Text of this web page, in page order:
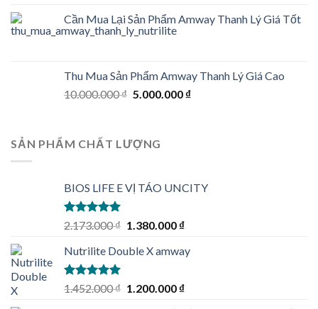
Cần Mua Lại Sản Phẩm Amway Thanh Lý Giá Tốt
Thu Mua Sản Phẩm Amway Thanh Lý Giá Cao
10.000.000₫ Original
10.000.000 ₫.
5.000.000 ₫Current
SẢN PHẨM CHẤT LƯỢNG
BIOS LIFE E VỊ TÁO UNCITY
Rated5.00
2.173.000₫ Original
was:
1.380.000 ₫Current
is:
Nutrilite Double X amway
Rated5.00
1.452.000₫ Original
1.200.000 ₫Current